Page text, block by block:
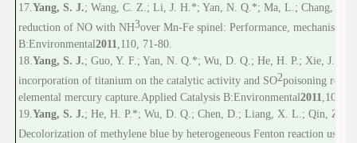
17 Yang, S. J.; Wang, C. Z.; Li, J. H.*; Yan, N. Q.*; Ma, L.; Chang, H.
reduction of NO with NH3over Mn-Fe spinel: Performance, mechanism
B:Environmental2011 110 , 71-80.
18 Yang, S. J.; Guo, Y. F.; Yan, N. Q.*; Wu, D. Q.; He, H. P.; Xie, J. K.;
incorporation of titanium on the catalytic activity and SO2poisoning
elemental mercury capture. Applied Catalysis B:Environmental2011 101
19 Yang, S. J.; He, H. P.*; Wu, D. Q.; Chen, D.; Liang, X. L.; Qin, Z.
Decolorization of methylene blue by heterogeneous Fenton reaction using